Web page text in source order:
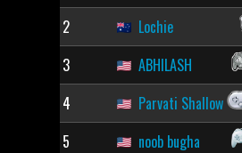
2
Lochie
3
ABHILASH
4
Parvati Shallow
5
noob bugha